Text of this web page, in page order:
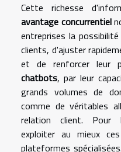
Cette richesse
avantage concurrentiel
entreprises la
clients, d'ajuster
et de renforcer leur
chatbots, par leur
grands volumes de
comme de véritables
relation client. Pour
exploiter au mieux
plateformes